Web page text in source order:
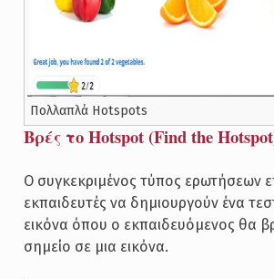
Πολλαπλά Hotspots
Βρές το Hotspot (Find the
Ο συγκεκριμένος τύπος ερωτήσεων
εκπαιδευτές να δημιουργούν ένα
εικόνα όπου ο εκπαιδευόμενος θα
σημείο σε μια εικόνα.